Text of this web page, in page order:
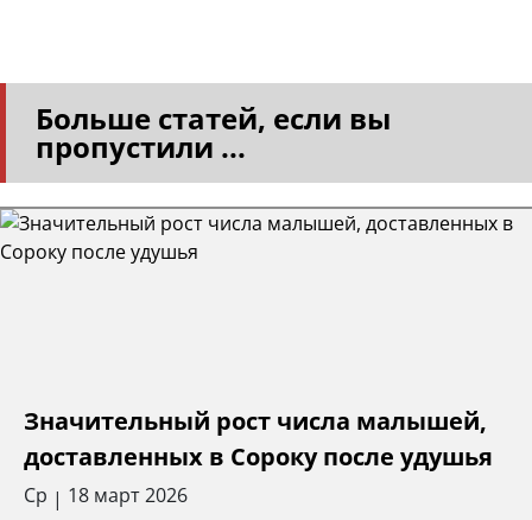
Больше статей, если вы
пропустили ...
Значительный рост числа малышей,
доставленных в Сороку после удушья
Ср | 18 март 2026